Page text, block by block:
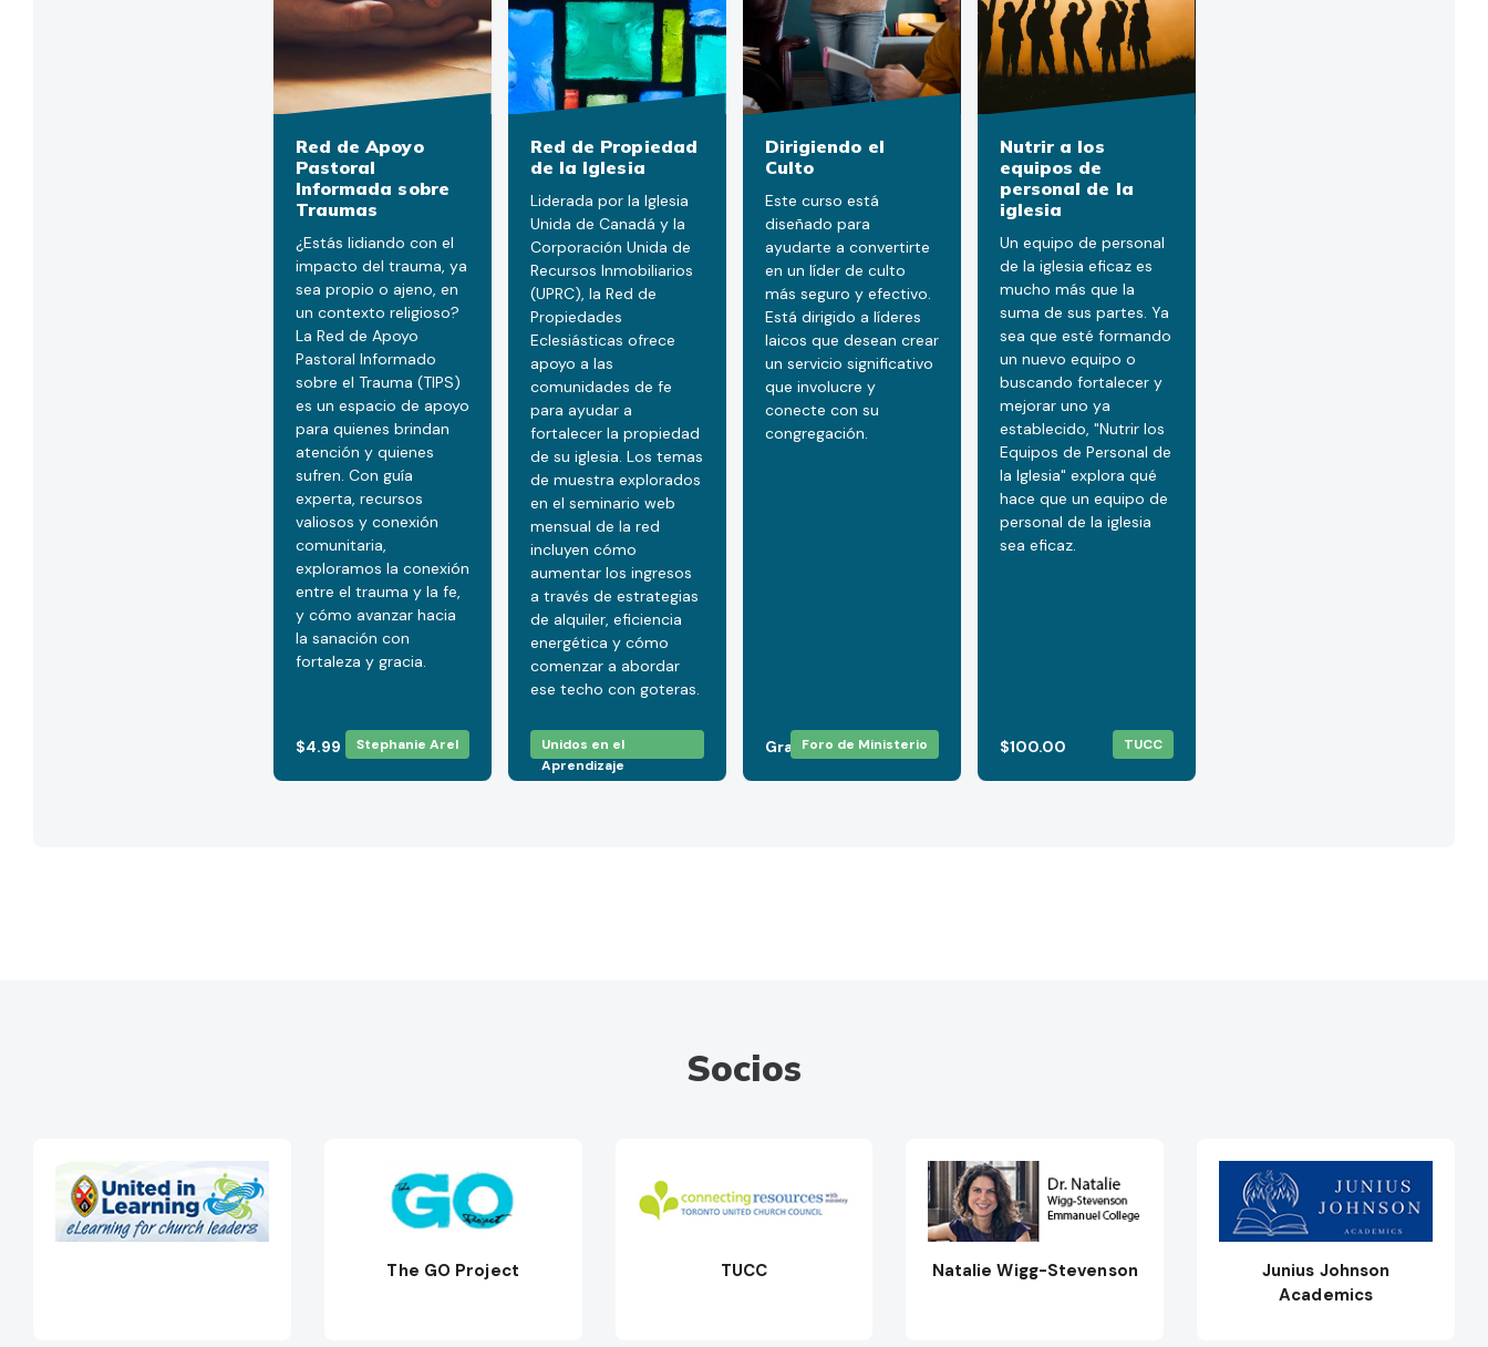
Red de Apoyo
Pastoral
Informada sobre
Traumas
¿Estás lidiando con el
impacto del trauma, ya
sea propio o ajeno, en
un contexto religioso?
La Red de Apoyo
Pastoral Informado
sobre el Trauma (TIPS)
es un espacio de apoyo
para quienes brindan
atención y quienes
sufren. Con guía
experta, recursos
valiosos y conexión
comunitaria,
exploramos la conexión
entre el trauma y la fe,
y cómo avanzar hacia
la sanación con
fortaleza y gracia.
$4.99 Stephanie Arel
Red de Propiedad
de la Iglesia
Liderada por la Iglesia
Unida de Canadá y la
Corporación Unida de
Recursos Inmobiliarios
(UPRC), la Red de
Propiedades
Eclesiásticas ofrece
apoyo a las
comunidades de fe
para ayudar a
fortalecer la propiedad
de su iglesia. Los temas
de muestra explorados
en el seminario web
mensual de la red
incluyen cómo
aumentar los ingresos
a través de estrategias
de alquiler, eficiencia
energética y cómo
comenzar a abordar
ese techo con goteras.
Gratis
Unidos en el
Aprendizaje
Dirigiendo el
Culto
Este curso está
diseñado para
ayudarte a convertirte
en un líder de culto
más seguro y efectivo.
Está dirigido a líderes
laicos que desean crear
un servicio significativo
que involucre y
conecte con su
congregación.
GratisForo de Ministerio
Nutrir a los
equipos de
personal de la
iglesia
Un equipo de personal
de la iglesia eficaz es
mucho más que la
suma de sus partes. Ya
sea que esté formando
un nuevo equipo o
buscando fortalecer y
mejorar uno ya
establecido, "Nutrir los
Equipos de Personal de
la Iglesia" explora qué
hace que un equipo de
personal de la iglesia
sea eficaz.
$100.00 TUCC
Socios
The GO Project TUCC Natalie Wigg-Stevenson
Junius Johnson
Academics